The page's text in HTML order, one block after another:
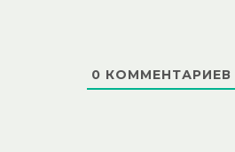
0 КОММЕНТАРИЕВ